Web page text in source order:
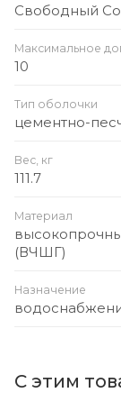
Свободный
Максимальное
10
Тип оболочки
цементно-
Вес, кг
111.7
Материал
(ВЧШГ)
Назначение
С этим